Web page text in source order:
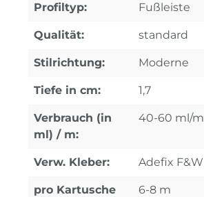
Profiltyp: Fußleiste
Qualität: standard
Stilrichtung: Moderne
Tiefe in cm: 1,7
Verbrauch (in
ml) / m:
40-60 ml/m
Verw. Kleber: Adefix F&W
pro Kartusche
6-8 m